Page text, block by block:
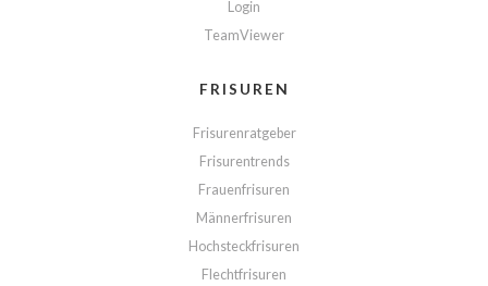
Login
TeamViewer
FRISUREN
Frisurenratgeber
Frisurentrends
Frauenfrisuren
Männerfrisuren
Hochsteckfrisuren
Flechtfrisuren